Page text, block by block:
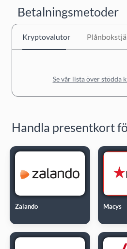
Betalningsmetoder
Kryptovalutor
Se vår lista över stödda
Handla presentkort
Zalando Macys